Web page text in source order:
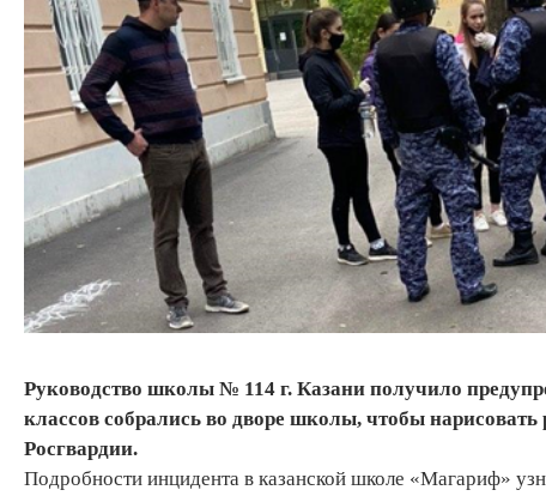
Руководство школы № 114 г. Казани получило
классов собрались во дворе школы, чтобы
Росгвардии.
Подробности инцидента в казанской школе «Магариф»